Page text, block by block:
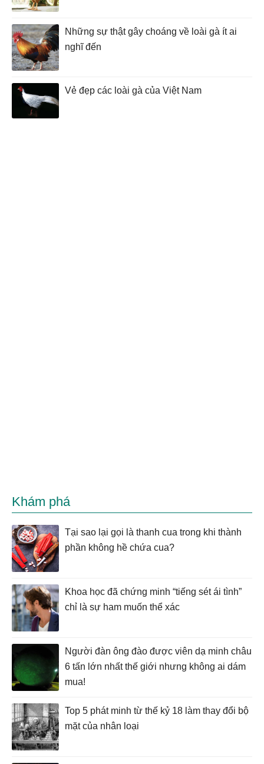
Những sự thật gây choáng về loài gà ít ai
nghĩ đến
Vẻ đẹp các loài gà của Việt Nam
Khám phá
Tại sao lại gọi là thanh cua trong khi thành
phần không hề chứa cua?
Khoa học đã chứng minh “tiếng sét ái tình”
chỉ là sự ham muốn thể xác
Người đàn ông đào được viên dạ minh châu
6 tấn lớn nhất thế giới nhưng không ai dám
mua!
Top 5 phát minh từ thế kỷ 18 làm thay đổi bộ
mặt của nhân loại